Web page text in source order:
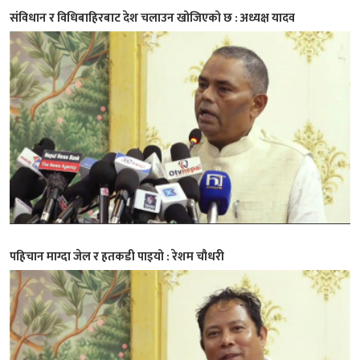
संविधान र विधिबाहिरबाट देश चलाउन खोजिएको छ : अध्यक्ष यादव
पहिचान माग्दा जेल र हतकडी पाइयो : रेशम चौधरी